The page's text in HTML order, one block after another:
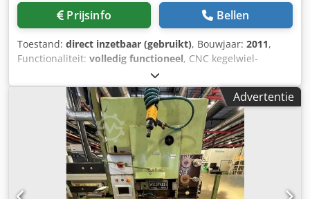
Prijsinfo Bellen
Toestand: direct inzetbaar (gebruikt), Bouwjaar: 2011,
Functionaliteit: volledig functioneel, CNC kegelwiel-
freesmachine met boogvertanding Gleason nr. 631
Bouwjaar: 2011 Besturing: SIEMENS 840d Retrofit
uitgevoerd in 2011/2012 met nieuwe besturing,
aandrijvingen enz. Chsdpjw Tfb Ssfx Aizoa De machine is
in 2011 volledig gereviseerd. Er zijn een nieuwe besturing
en aandrijvingen geplaatst.
Advertentie